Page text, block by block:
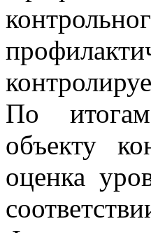
По итогам
объекту
оценка